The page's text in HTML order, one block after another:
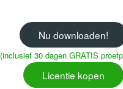
Nu downloaden!
(inclusief 30 dagen GRATIS
Licentie kopen